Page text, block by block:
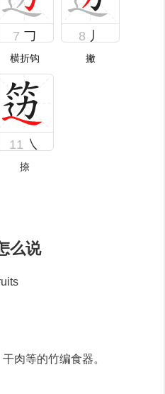
7 𠃌
横折钩
8 丿
撇
11 ㇏
捺
么说
肉等的竹编食器。